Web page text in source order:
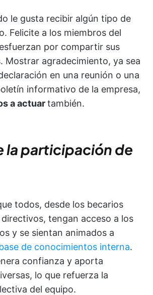
le gusta recibir algún tipo de
Felicite a los miembros del
por compartir sus
Mostrar agradecimiento, ya sea
en una reunión o una
informativo de la empresa,
a actuartambién.
la participación de
todos, desde los becarios
tengan acceso a los
y se sientan animados a
de conocimientos interna.
confianza y aporta
lo que refuerza la
del equipo.